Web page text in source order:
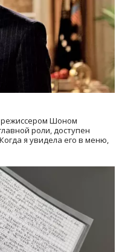
режиссером Шоном
роли, доступен
я увидела его в меню,